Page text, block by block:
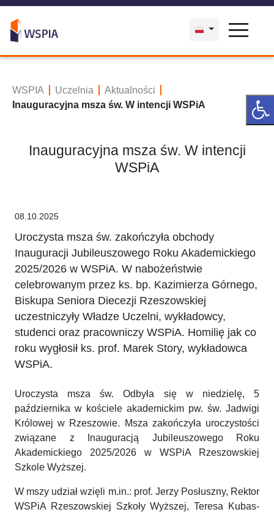
WSPIA Uczelnia
Aktualności
Inauguracyjna msza św. W intencji WSPiA
Inauguracyjna msza św. W intencji
WSPiA
08.10.2025
Uroczysta msza św. zakończyła obchody
Inauguracji Jubileuszowego Roku Akademickiego
2025/2026 w WSPiA. W nabożeństwie
celebrowanym przez ks. bp. Kazimierza Górnego,
Biskupa Seniora Diecezji Rzeszowskiej
uczestniczyły Władze Uczelni, wykładowcy,
studenci oraz pracowniczy WSPiA. Homilię jak co
roku wygłosił ks. prof. Marek Story, wykładowca
WSPiA.
Uroczysta msza św. Odbyła się w niedzielę, 5
października w kościele akademickim pw. św. Jadwigi
Królowej w Rzeszowie. Msza zakończyła uroczystości
związane z Inauguracją Jubileuszowego Roku
Akademickiego 2025/2026 w WSPiA Rzeszowskiej
Szkole Wyższej.
W mszy udział wzięli m.in.: prof. Jerzy Posłuszny, Rektor
WSPiA Rzeszowskiej Szkoły Wyższej, Teresa Kubas-